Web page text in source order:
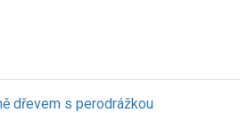
dřevem s perodrážkou